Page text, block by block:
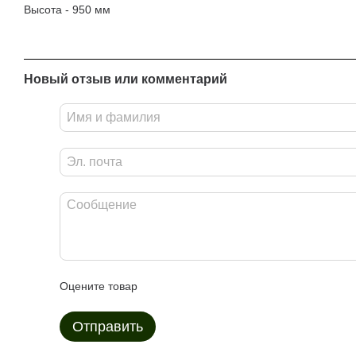
Высота - 950 мм
Новый отзыв или комментарий
Оцените товар
Отправить